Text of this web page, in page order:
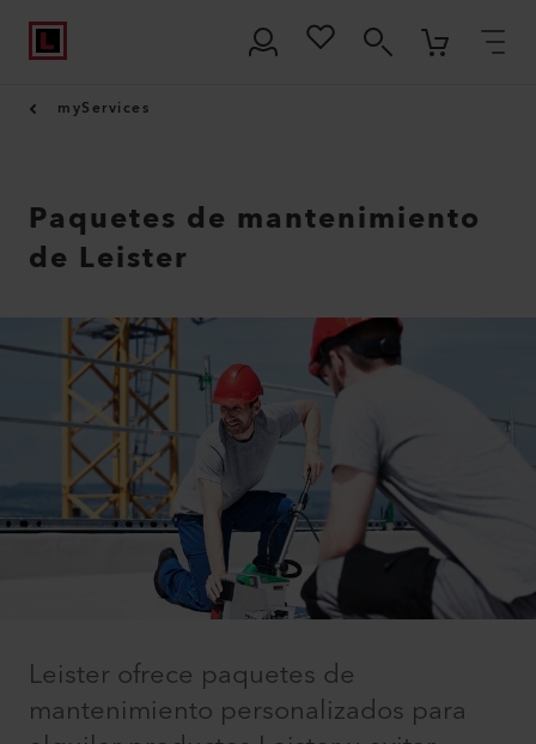
myServices
Paquetes de mantenimiento
de Leister
Leister ofrece paquetes de
mantenimiento personalizados para